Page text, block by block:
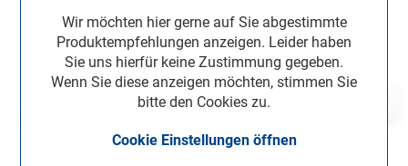
Wir möchten hier gerne auf Sie abgestimmte
Produktempfehlungen anzeigen. Leider haben
Sie uns hierfür keine Zustimmung gegeben.
Wenn Sie diese anzeigen möchten, stimmen Sie
bitte den Cookies zu.
Cookie Einstellungen öffnen